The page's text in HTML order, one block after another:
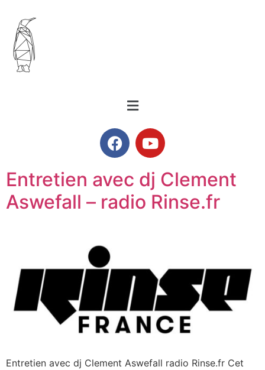
Entretien avec dj Clement
Aswefall – radio Rinse.fr
Entretien avec dj Clement Aswefall radio Rinse.fr Cet